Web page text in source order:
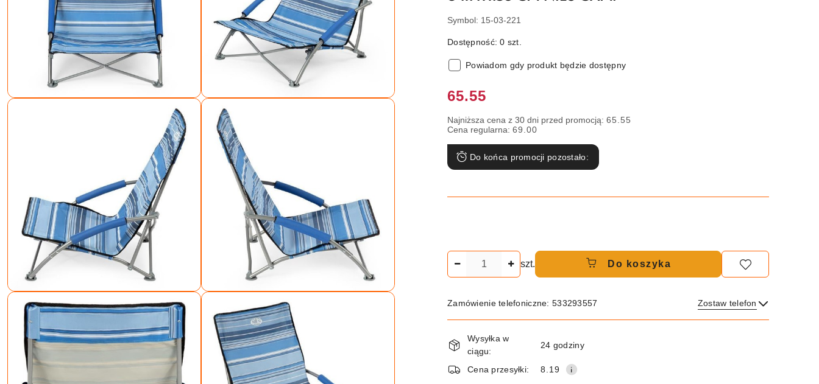
Symbol: 15-03-221
Dostępność:0 szt.
Powiadom gdy produkt będzie dostępny
Cena:
65.55
Najniższa cena z 30 dni przed promocją: 65.55
Cena regularna: 69.00
Do końca promocji pozostało:
szt. Do koszyka
Zamówienie telefoniczne: 533293557 Zostaw telefon
Wyślij
Dostępność
i
dostawa
Wysyłka w
ciągu:
24 godziny
Cena przesyłki: 8.19